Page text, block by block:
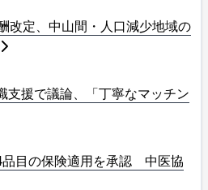
改定、中山間・人口減少地域の
支援で議論、「丁寧なマッチン
品目の保険適用を承認 中医協